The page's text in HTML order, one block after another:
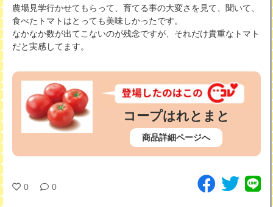
農場見学行かせてもらって、育てる事の大変さを見て、聞いて、
食べたトマトはとっても美味しかったです。
なかなか数が出てこないのが残念ですが、それだけ貴重なトマト
だと実感してます。
コープはれとまと
商品詳細ページへ
0 0